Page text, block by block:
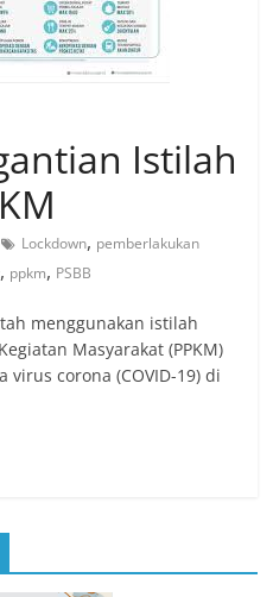
Istilah
Lockdown, pemberlakukan
, ppkm, PSBB
menggunakan istilah
Masyarakat (PPKM)
virus corona (COVID-19) di